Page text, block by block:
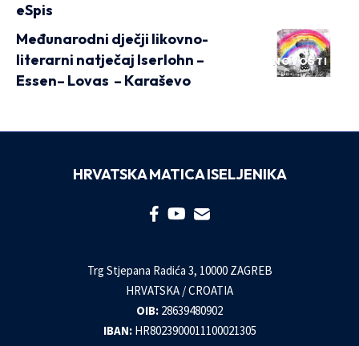
eSpis
NOVOSTI
Međunarodni dječji likovno-
literarni natječaj Iserlohn –
Essen– Lovas – Karaševo
HRVATSKA MATICA ISELJENIKA
Trg Stjepana Radića 3, 10000 ZAGREB
HRVATSKA / CROATIA
OIB: 28639480902
IBAN: HR8023900011100021305